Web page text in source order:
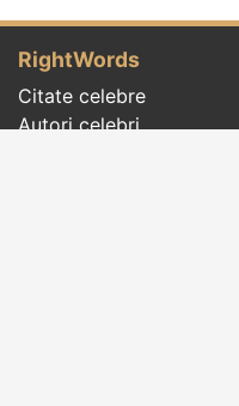
RightWords
Citate celebre
Autori celebri